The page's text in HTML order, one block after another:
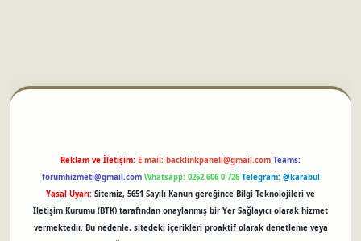
Reklam ve İletişim: E-mail: backlinkpaneli@gmail.com Teams:
forumhizmeti@gmail.com Whatsapp: 0262 606 0 726 Telegram: @karabul
Yasal Uyarı: Sitemiz, 5651 Sayılı Kanun gereğince Bilgi Teknolojileri ve
İletişim Kurumu (BTK) tarafından onaylanmış bir Yer Sağlayıcı olarak hizmet
vermektedir. Bu nedenle, sitedeki içerikleri proaktif olarak denetleme veya